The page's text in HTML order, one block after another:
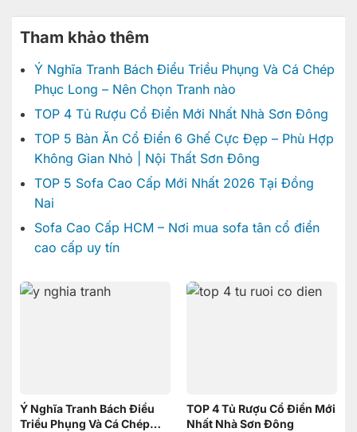
Tham khảo thêm
Ý Nghĩa Tranh Bách Điểu Triều Phụng Và Cá Chép
Phục Long – Nên Chọn Tranh nào
TOP 4 Tủ Rượu Cổ Điển Mới Nhất Nhà Sơn Đông
TOP 5 Bàn Ăn Cổ Điển 6 Ghế Cực Đẹp – Phù Hợp
Không Gian Nhỏ | Nội Thất Sơn Đông
TOP 5 Sofa Cao Cấp Mới Nhất 2026 Tại Đồng
Nai
Sofa Cao Cấp HCM – Nơi mua sofa tân cổ điển
cao cấp uy tín
Ý Nghĩa Tranh Bách Điểu
Triều Phụng Và Cá Chép
TOP 4 Tủ Rượu Cổ Điển Mới
Nhất Nhà Sơn Đông